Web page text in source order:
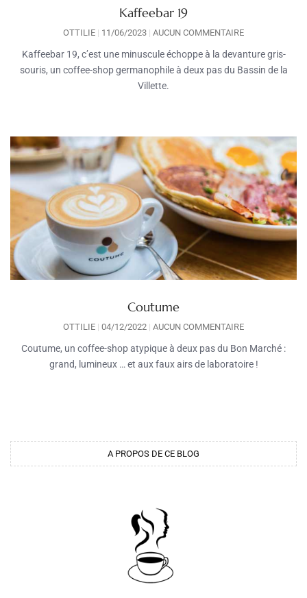
Kaffeebar 19
OTTILIE 11/06/2023 AUCUN COMMENTAIRE
Kaffeebar 19, c’est une minuscule échoppe à la devanture gris-
souris, un coffee-shop germanophile à deux pas du Bassin de la
Villette.
Coutume
OTTILIE 04/12/2022 AUCUN COMMENTAIRE
Coutume, un coffee-shop atypique à deux pas du Bon Marché :
grand, lumineux … et aux faux airs de laboratoire !
A PROPOS DE CE BLOG